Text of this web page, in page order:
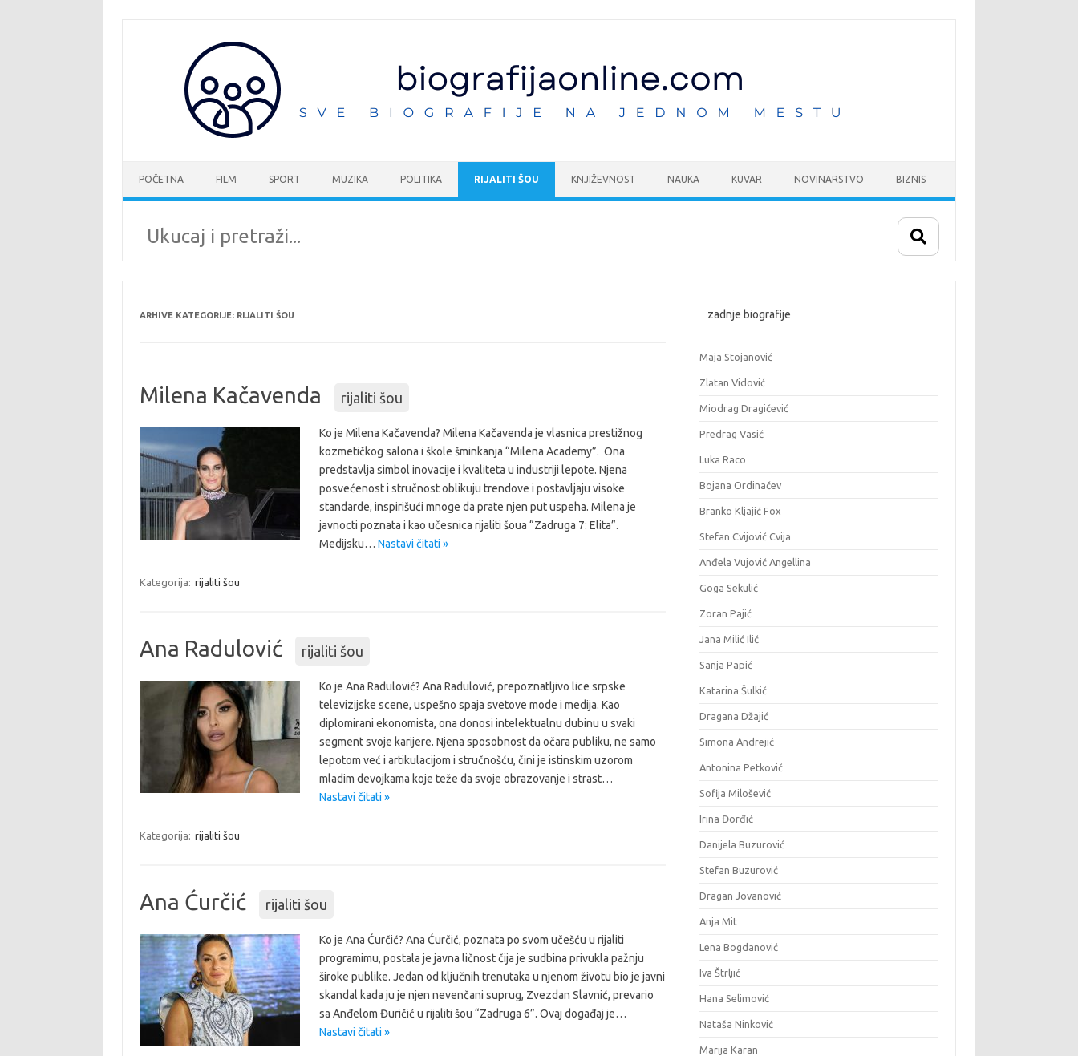
POČETNA FILM SPORT MUZIKA POLITIKA RIJALITI ŠOU KNJIŽEVNOST NAUKA KUVAR NOVINARSTVO BIZNIS
ARHIVE KATEGORIJE: RIJALITI ŠOU
Milena Kačavenda rijaliti šou
Ko je Milena Kačavenda? Milena Kačavenda je vlasnica prestižnog
kozmetičkog salona i škole šminkanja “Milena Academy”. Ona
predstavlja simbol inovacije i kvaliteta u industriji lepote. Njena
posvećenost i stručnost oblikuju trendove i postavljaju visoke
standarde, inspirišući mnoge da prate njen put uspeha. Milena je
javnocti poznata i kao učesnica rijaliti šoua “Zadruga 7: Elita”.
Medijsku… Nastavi čitati »
Kategorija: rijaliti šou
Ana Radulović rijaliti šou
Ko je Ana Radulović? Ana Radulović, prepoznatljivo lice srpske
televizijske scene, uspešno spaja svetove mode i medija. Kao
diplomirani ekonomista, ona donosi intelektualnu dubinu u svaki
segment svoje karijere. Njena sposobnost da očara publiku, ne samo
lepotom već i artikulacijom i stručnošću, čini je istinskim uzorom
mladim devojkama koje teže da svoje obrazovanje i strast…
Nastavi čitati »
Kategorija: rijaliti šou
Ana Ćurčić rijaliti šou
Ko je Ana Ćurčić? Ana Ćurčić, poznata po svom učešću u rijaliti
programimu, postala je javna ličnost čija je sudbina privukla pažnju
široke publike. Jedan od ključnih trenutaka u njenom životu bio je javni
skandal kada ju je njen nevenčani suprug, Zvezdan Slavnić, prevario
sa Anđelom Đuričić u rijaliti šou “Zadruga 6”. Ovaj događaj je…
Nastavi čitati »
zadnje biografije
Maja Stojanović
Zlatan Vidović
Miodrag Dragičević
Predrag Vasić
Luka Raco
Bojana Ordinačev
Branko Kljajić Fox
Stefan Cvijović Cvija
Anđela Vujović Angellina
Goga Sekulić
Zoran Pajić
Jana Milić Ilić
Sanja Papić
Katarina Šulkić
Dragana Džajić
Simona Andrejić
Antonina Petković
Sofija Milošević
Irina Đorđić
Danijela Buzurović
Stefan Buzurović
Dragan Jovanović
Anja Mit
Lena Bogdanović
Iva Štrljić
Hana Selimović
Nataša Ninković
Marija Karan